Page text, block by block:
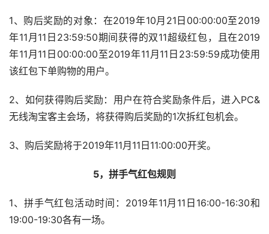
1、购后奖励的对象：在2019年10月21日00:00:00至2019
年11月11日23:59:50期间获得的双11超级红包，且在2019
年11月11日00:00:00至2019年11月11日23:59:59成功使用
该红包下单购物的用户。
2、如何获得购后奖励：用户在符合奖励条件后，进入PC&
无线淘宝客主会场，将获得购后奖励的1次拆红包机会。
3、购后奖励将于2019年11月11日11:00:00开奖。
5，拼手气红包规则
1、拼手气红包活动时间：2019年11月11日16:00-16:30和
19:00-19:30各有一场。